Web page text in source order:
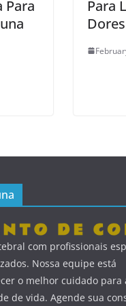
Para
Para
com profissionais
Nossa equipe está
o melhor cuidado para
de vida. Agende sua